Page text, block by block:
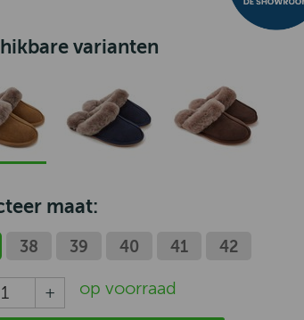
varianten
maat:
38 39 40 41 42
op voorraad